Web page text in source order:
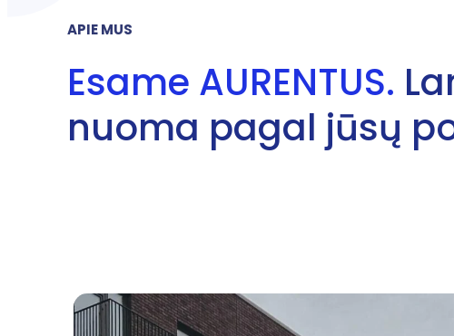
APIE MUS
Esame AURENTUS.
nuoma pagal jūsų